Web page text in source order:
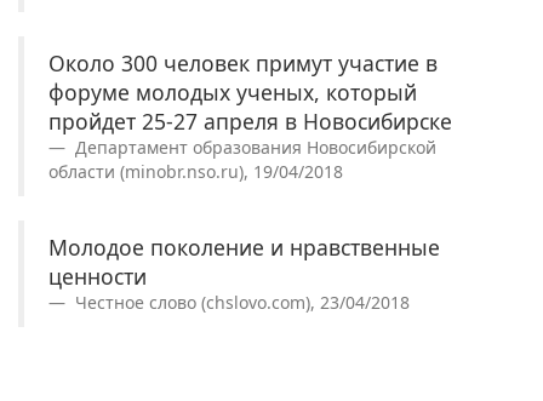
Около 300 человек примут участие в
форуме молодых ученых, который
пройдет 25-27 апреля в Новосибирске
Департамент образования Новосибирской
области (minobr.nso.ru), 19/04/2018
Молодое поколение и нравственные
ценности
Честное слово (chslovo.com), 23/04/2018